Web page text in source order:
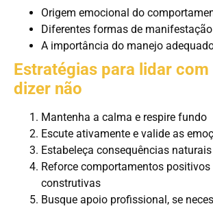
Origem emocional do
Diferentes formas de manifestação
A importância do manejo
Estratégias para lidar com
dizer não
Mantenha a calma e respire fundo
Escute ativamente e valide as
Estabeleça consequências
Reforce comportamentos
construtivas
Busque apoio profissional, se